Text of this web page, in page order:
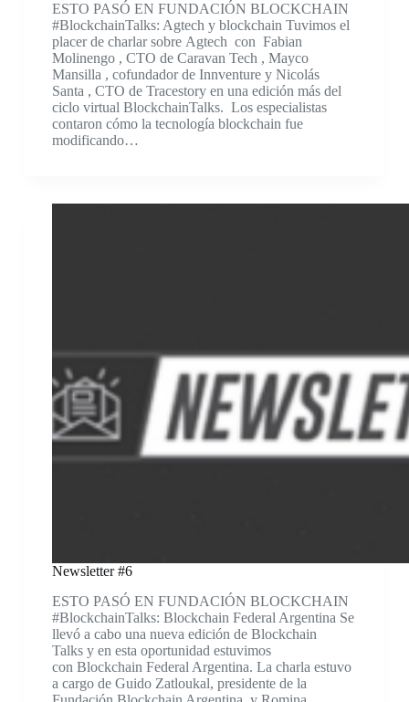
ESTO PASÓ EN FUNDACIÓN BLOCKCHAIN
#BlockchainTalks: Agtech y blockchain Tuvimos el
placer de charlar sobre Agtech con Fabian
Molinengo , CTO de Caravan Tech , Mayco
Mansilla , cofundador de Innventure y Nicolás
Santa , CTO de Tracestory en una edición más del
ciclo virtual BlockchainTalks. Los especialistas
contaron cómo la tecnología blockchain fue
modificando…
Newsletter #6
ESTO PASÓ EN FUNDACIÓN BLOCKCHAIN
#BlockchainTalks: Blockchain Federal Argentina Se
llevó a cabo una nueva edición de Blockchain
Talks y en esta oportunidad estuvimos
con Blockchain Federal Argentina. La charla estuvo
a cargo de Guido Zatloukal, presidente de la